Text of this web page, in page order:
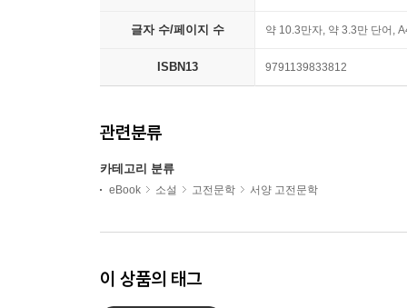
글자 수/페이지 수 약 10.3만자, 약 3.3만 단어,
ISBN13 9791139833812
관련분류
카테고리 분류
eBook 소설 고전문학 서양 고전문학
이 상품의 태그